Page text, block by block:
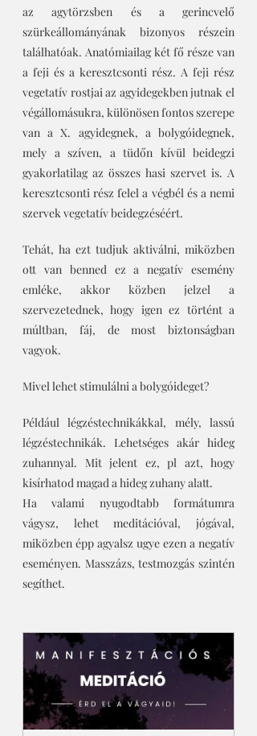
az agytörzsben és a gerincvelő
szürkeállományának bizonyos részein
találhatóak. Anatómiailag két fő része van
a feji és a keresztcsonti rész. A feji rész
vegetatív rostjai az agyidegekben jutnak el
végállomásukra, különösen fontos szerepe
van a X. agyidegnek, a bolygóidegnek,
mely a szíven, a tüdőn kívül beidegzi
gyakorlatilag az összes hasi szervet is. A
keresztcsonti rész felel a végbél és a nemi
szervek vegetatív beidegzéséért.
Tehát, ha ezt tudjuk aktiválni, miközben
ott van benned ez a negatív esemény
emléke, akkor közben jelzel a
szervezetednek, hogy igen ez történt a
múltban, fáj, de most biztonságban
vagyok.
Mivel lehet stimulálni a bolygóideget?
Például légzéstechnikákkal, mély, lassú
légzéstechnikák. Lehetséges akár hideg
zuhannyal. Mit jelent ez, pl azt, hogy
kisírhatod magad a hideg zuhany alatt.
Ha valami nyugodtabb formátumra
vágysz, lehet meditációval, jógával,
miközben épp agyalsz ugye ezen a negatív
eseményen. Masszázs, testmozgás szintén
segíthet.